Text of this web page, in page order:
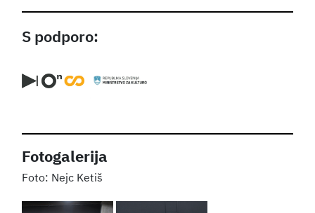
Fotogalerija
Nejc Ketiš
S podporo: